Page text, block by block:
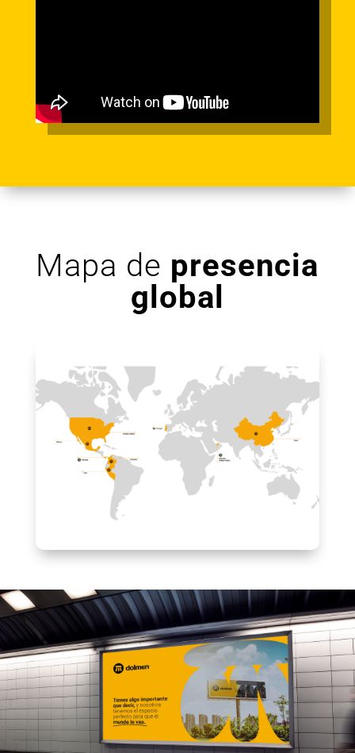
Mapa de presencia
global